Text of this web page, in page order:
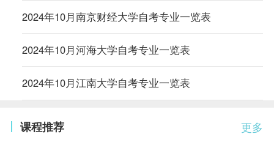
2024年10月南京财经大学自考专业一览表
2024年10月河海大学自考专业一览表
2024年10月江南大学自考专业一览表
更多
课程推荐